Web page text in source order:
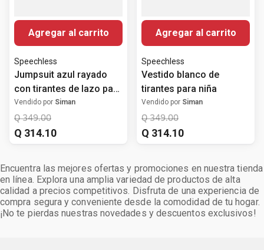
Agregar al carrito
Speechless
Jumpsuit azul rayado
con tirantes de lazo para
niña
Vendido por Siman
Q 349.00
Q 314.10
Agregar al carrito
Speechless
Vestido blanco de
tirantes para niña
Vendido por Siman
Q 349.00
Q 314.10
Encuentra las mejores ofertas y promociones en nuestra tienda
en línea. Explora una amplia variedad de productos de alta
calidad a precios competitivos. Disfruta de una experiencia de
compra segura y conveniente desde la comodidad de tu hogar.
¡No te pierdas nuestras novedades y descuentos exclusivos!